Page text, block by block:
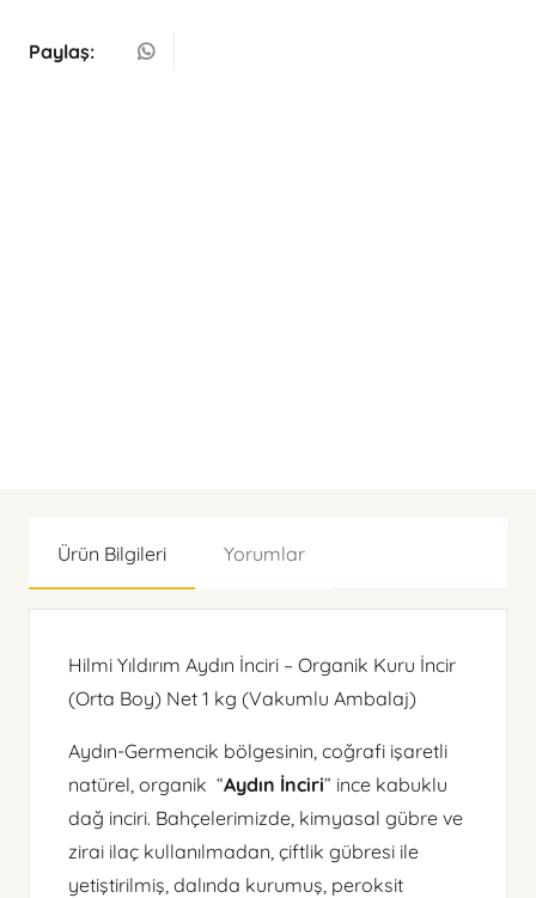
Paylaş:
Ürün Bilgileri Yorumlar
Hilmi Yıldırım Aydın İnciri – Organik Kuru İncir
(Orta Boy) Net 1 kg (Vakumlu Ambalaj)
Aydın-Germencik bölgesinin, coğrafi işaretli
natürel, organik “Aydın İnciri” ince kabuklu
dağ inciri. Bahçelerimizde, kimyasal gübre ve
zirai ilaç kullanılmadan, çiftlik gübresi ile
yetiştirilmiş, dalında kurumuş, peroksit